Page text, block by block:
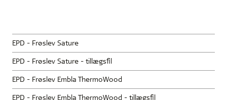
EPD - Frøslev Sature
EPD - Frøslev Sature - tillægsfil
EPD - Frøslev Embla ThermoWood
EPD - Frøslev Embla ThermoWood - tillægsfil